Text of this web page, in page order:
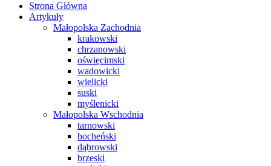
Strona Główna
Artykuły
Małopolska Zachodnia
krakowski
chrzanowski
oświęcimski
wadowicki
wielicki
suski
myślenicki
Małopolska Wschodnia
tarnowski
bocheński
dąbrowski
brzeski